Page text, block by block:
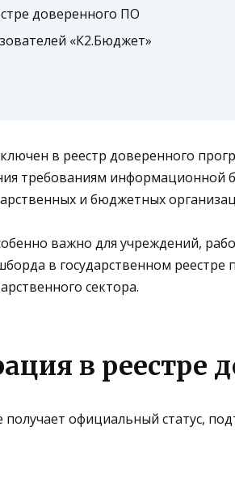
доверенного ПО
«К2.Бюджет»
в реестр доверенного
требованиям информационной
и бюджетных
важно для учреждений,
в государственном
сектора.
в реестре
официальный статус,